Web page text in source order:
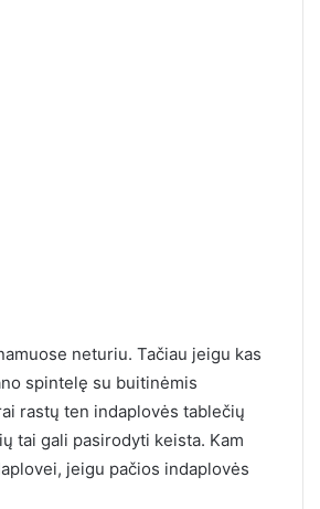
neturiu. Tačiau jeigu kas
spintelę su buitinėmis
rastų ten indaplovės tablečių
tai gali pasirodyti keista. Kam
jeigu pačios indaplovės